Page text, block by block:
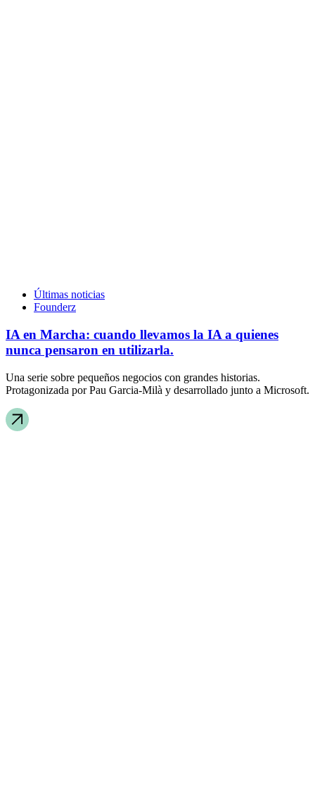
Últimas noticias
Founderz
IA en Marcha: cuando llevamos la IA a quienes
nunca pensaron en utilizarla.
Una serie sobre pequeños negocios con grandes historias.
Protagonizada por Pau Garcia-Milà y desarrollado junto a Microsoft.